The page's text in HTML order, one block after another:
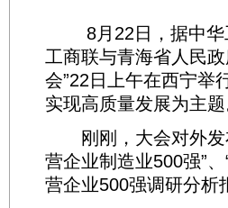
8月22日，据中华
工商联与青海省人民
会”22日上午在西宁举
实现高质量发展为主题
刚刚，大会对外发
营企业制造业500强”
营企业500强调研分析